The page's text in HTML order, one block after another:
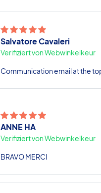
Salvatore Cavaleri
Verifiziert von Webwinkelkeur
Communication email at the
ANNE HA
Verifiziert von Webwinkelkeur
BRAVO MERCI